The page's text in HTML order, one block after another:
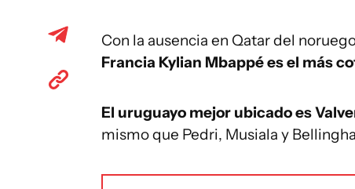
Con la ausencia en Qatar del
Francia Kylian Mbappé es el más
El uruguayo mejor ubicado es
mismo que Pedri, Musiala y